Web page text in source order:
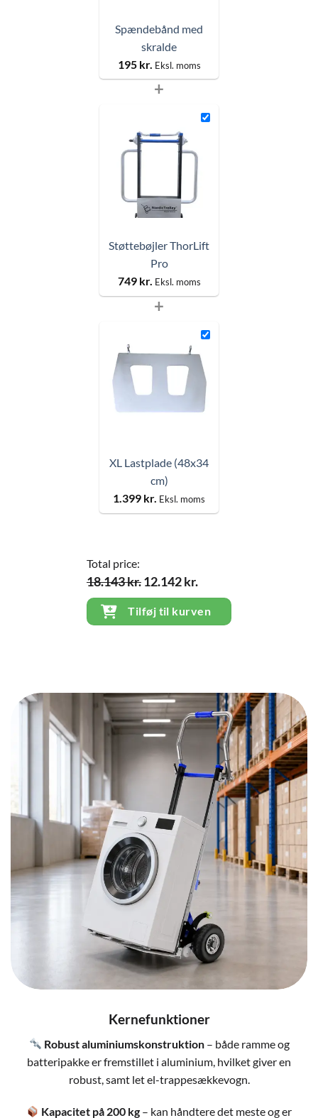
Spændebånd med
skralde
195 kr. Eksl. moms
+
Støttebøjler ThorLift
Pro
749 kr. Eksl. moms
+
XL Lastplade (48x34
cm)
1.399 kr. Eksl. moms
Total price:
18.143 kr.12.142 kr.
Tilføj til kurven
Kernefunktioner
Robust aluminiumskonstruktion– både ramme og
batteripakke er fremstillet i aluminium, hvilket giver en
robust, samt let el-trappesækkevogn.
Kapacitet på 200 kg – kan håndtere det meste og er